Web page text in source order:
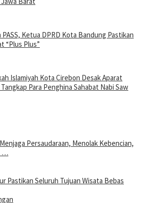
Ketua DPRD Kota Bandung Pastikan
“Plus Plus”
Islamiyah Kota Cirebon Desak Aparat
Para Penghina Sahabat Nabi Saw
Persaudaraan, Menolak Kebencian,
…
Pastikan Seluruh Tujuan Wisata Bebas